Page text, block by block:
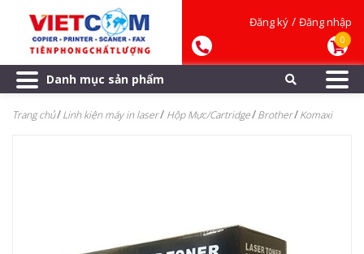
Đăng ký / Đăng nhập
0
Danh mục sản phẩm
Trang chủ Linh kiện máy in laser Hộp Mực/Cartridge Brother Komaxi